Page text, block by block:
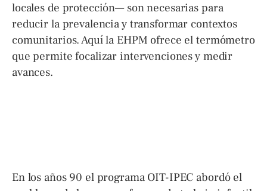
locales de protección— son necesarias para
reducir la prevalencia y transformar contextos
comunitarios. Aquí la EHPM ofrece el termómetro
que permite focalizar intervenciones y medir
avances.
En los años 90 el programa OIT-IPEC abordó el